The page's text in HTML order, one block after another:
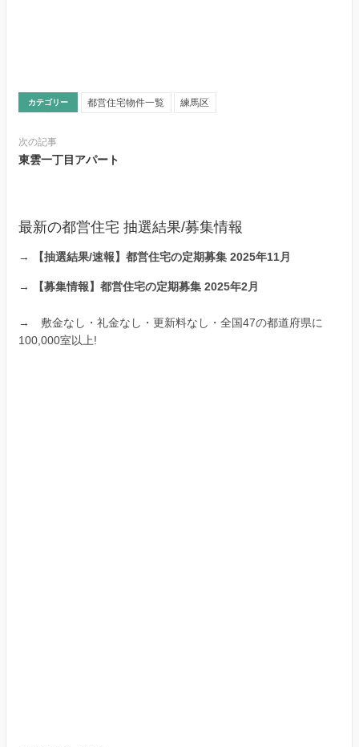
カテゴリー 都営住宅物件一覧 練馬区
次の記事
東雲一丁目アパート
最新の都営住宅 抽選結果/募集情報
→ 【抽選結果/速報】都営住宅の定期募集 2025年11月
→ 【募集情報】都営住宅の定期募集 2025年2月
→ 敷金なし・礼金なし・更新料なし・全国47の都道府県に
100,000室以上!